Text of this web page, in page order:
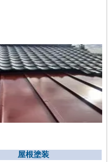
屋根塗装